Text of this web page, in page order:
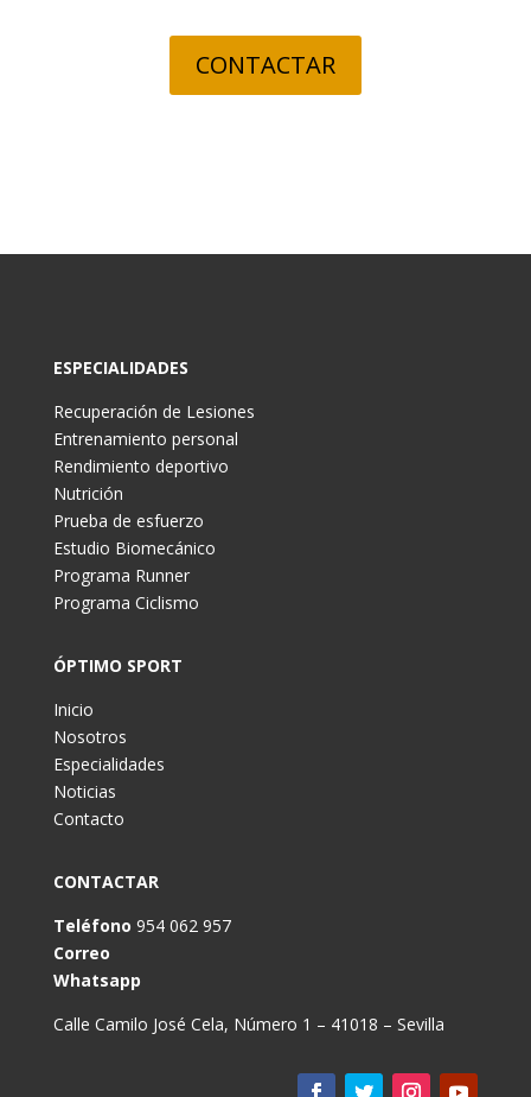
CONTACTAR
ESPECIALIDADES
Recuperación de Lesiones
Entrenamiento personal
Rendimiento deportivo
Nutrición
Prueba de esfuerzo
Estudio Biomecánico
Programa Runner
Programa Ciclismo
ÓPTIMO SPORT
Inicio
Nosotros
Especialidades
Noticias
Contacto
CONTACTAR
Teléfono 954 062 957
Correo
Whatsapp
Calle Camilo José Cela, Número 1 – 41018 – Sevilla